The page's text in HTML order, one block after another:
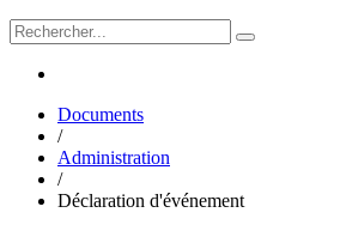
Documents
/
Administration
/
Déclaration d'événement